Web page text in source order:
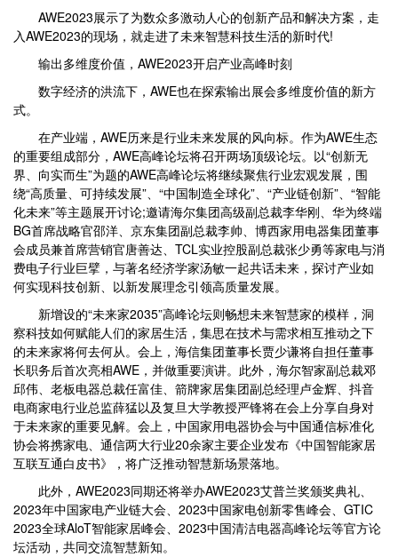
AWE2023展示了为数众多激动人心的创新产品和解决方案，走
入AWE2023的现场，就走进了未来智慧科技生活的新时代!
输出多维度价值，AWE2023开启产业高峰时刻
数字经济的洪流下，AWE也在探索输出展会多维度价值的新方
式。
在产业端，AWE历来是行业未来发展的风向标。作为AWE生态
的重要组成部分，AWE高峰论坛将召开两场顶级论坛。以“创新无
界、向实而生”为题的AWE高峰论坛将继续聚焦行业宏观发展，围
绕“高质量、可持续发展”、“中国制造全球化”、“产业链创新”、“智能
化未来”等主题展开讨论;邀请海尔集团高级副总裁李华刚、华为终端
BG首席战略官邵洋、京东集团副总裁李帅、博西家用电器集团董事
会成员兼首席营销官唐善达、TCL实业控股副总裁张少勇等家电与消
费电子行业巨擘，与著名经济学家汤敏一起共话未来，探讨产业如
何实现科技创新、以新发展理念引领高质量发展。
新增设的“未来家2035”高峰论坛则畅想未来智慧家的模样，洞
察科技如何赋能人们的家居生活，集思在技术与需求相互推动之下
的未来家将何去何从。会上，海信集团董事长贾少谦将自担任董事
长职务后首次亮相AWE，并做重要演讲。此外，海尔智家副总裁邓
邱伟、老板电器总裁任富佳、箭牌家居集团副总经理卢金辉、抖音
电商家电行业总监薛猛以及复旦大学教授严锋将在会上分享自身对
于未来家的重要见解。会上，中国家用电器协会与中国通信标准化
协会将携家电、通信两大行业20余家主要企业发布《中国智能家居
互联互通白皮书》，将广泛推动智慧新场景落地。
此外，AWE2023同期还将举办AWE2023艾普兰奖颁奖典礼、
2023年中国家电产业链大会、2023中国家电创新零售峰会、GTIC
2023全球AloT智能家居峰会、2023中国清洁电器高峰论坛等官方论
坛活动，共同交流智慧新知。